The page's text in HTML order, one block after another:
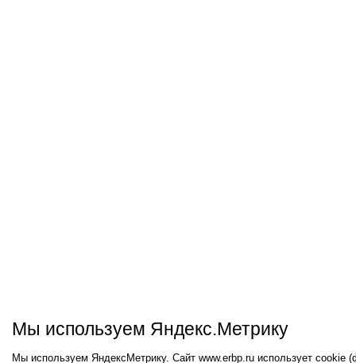
Мы используем Яндекс.Метрику
Мы используем ЯндексМетрику. Сайт www.erbp.ru использует